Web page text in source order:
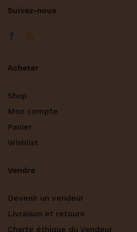
Suivez-nous
Acheter
Shop
Mon compte
Panier
Wishlist
Vendre
Devenir un vendeur
Livraison et retours
Charte éthique du Vendeur